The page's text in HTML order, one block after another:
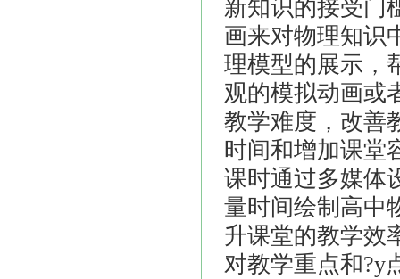
新知识的接受门
画来对物理知识
理模型的展示，
观的模拟动画或
教学难度，改善
时间和增加课堂
课时通过多媒体
量时间绘制高中
升课堂的教学效
对教学重点和?y